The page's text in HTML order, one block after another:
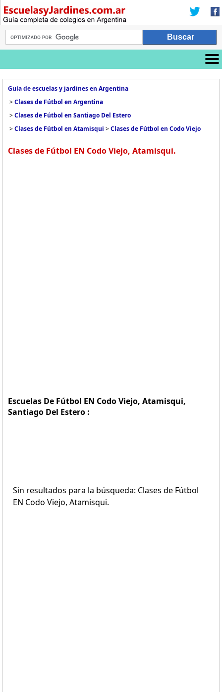
Guía de escuelas y jardines en Argentina
>Clases de Fútbol en Argentina
>Clases de Fútbol en Santiago Del Estero
>Clases de Fútbol en Atamisqui >Clases de Fútbol en Codo Viejo
Clases de Fútbol EN Codo Viejo, Atamisqui.
Escuelas De Fútbol EN Codo Viejo, Atamisqui,
Santiago Del Estero :
Sin resultados para la búsqueda: Clases de Fútbol
EN Codo Viejo, Atamisqui.